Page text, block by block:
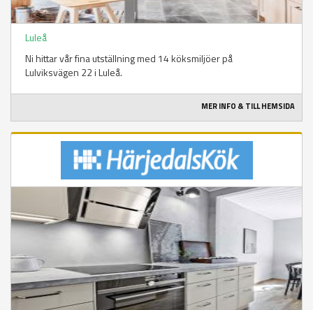
Luleå
Ni hittar vår fina utställning med 14 köksmiljöer på
Lulviksvägen 22 i Luleå.
MER INFO & TILL HEMSIDA